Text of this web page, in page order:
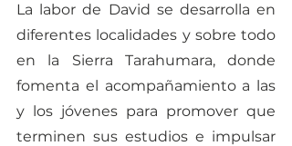
La labor de David se desarrolla en
diferentes localidades y sobre todo
en la Sierra Tarahumara, donde
fomenta el acompañamiento a las
y los jóvenes para promover que
terminen sus estudios e impulsar